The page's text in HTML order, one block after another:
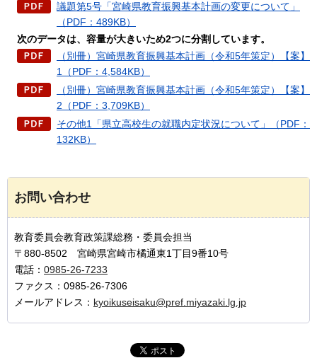
議題第5号「宮崎県教育振興基本計画の変更について」
（PDF：489KB）
次のデータは、容量が大きいため2つに分割しています。
（別冊）宮崎県教育振興基本計画（令和5年策定）【案】
1（PDF：4,584KB）
（別冊）宮崎県教育振興基本計画（令和5年策定）【案】
2（PDF：3,709KB）
その他1「県立高校生の就職内定状況について」（PDF：
132KB）
お問い合わせ
教育委員会教育政策課総務・委員会担当
〒880-8502 宮崎県宮崎市橘通東1丁目9番10号
電話： 0985-26-7233
ファクス：0985-26-7306
メールアドレス： kyoikuseisaku@pref.miyazaki.lg.jp